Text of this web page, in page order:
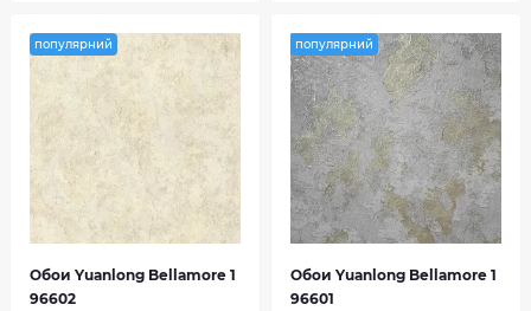
популярний
Обои Yuanlong Bellamore 1
96602
популярний
Обои Yuanlong Bellamore 1
96601